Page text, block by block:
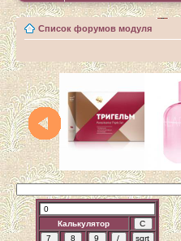
Список форумов модуля
Калькулятор